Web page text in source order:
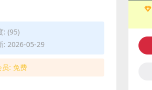
: (95)
: 2026-05-29
员: 免费